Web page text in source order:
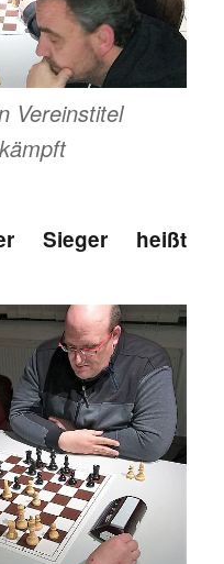
Vereinstitel
Sieger heißt